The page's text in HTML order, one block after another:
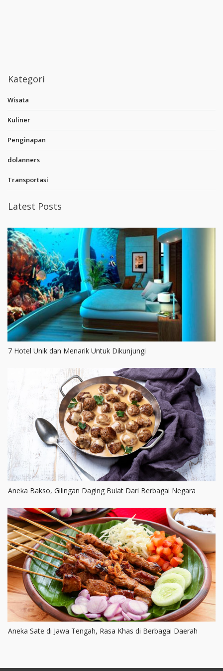
Kategori
Wisata
Kuliner
Penginapan
dolanners
Transportasi
Latest Posts
7 Hotel Unik dan Menarik Untuk Dikunjungi
Aneka Bakso, Gilingan Daging Bulat Dari Berbagai Negara
Aneka Sate di Jawa Tengah, Rasa Khas di Berbagai Daerah